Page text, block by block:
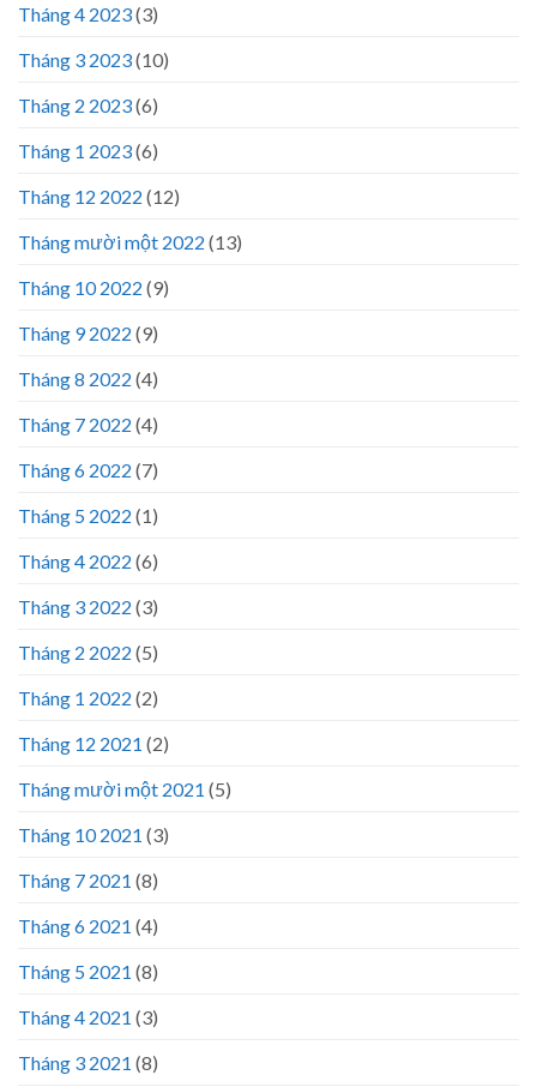
Tháng 4 2023(3)
Tháng 3 2023(10)
Tháng 2 2023(6)
Tháng 1 2023(6)
Tháng 12 2022 (12)
Tháng mười một 2022 (13)
Tháng 10 2022 (9)
Tháng 9 2022 (9)
Tháng 8 2022 (4)
Tháng 7 2022 (4)
Tháng 6 2022 (7)
Tháng 5 2022 (1)
Tháng 4 2022 (6)
Tháng 3 2022 (3)
Tháng 2 2022 (5)
Tháng 1 2022 (2)
Tháng 12 2021 (2)
Tháng mười một 2021 (5)
Tháng 10 2021 (3)
Tháng 7 2021 (8)
Tháng 6 2021 (4)
Tháng 5 2021 (8)
Tháng 4 2021 (3)
Tháng 3 2021 (8)